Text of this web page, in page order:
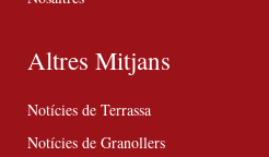
Altres Mitjans
Notícies de Terrassa
Notícies de Granollers